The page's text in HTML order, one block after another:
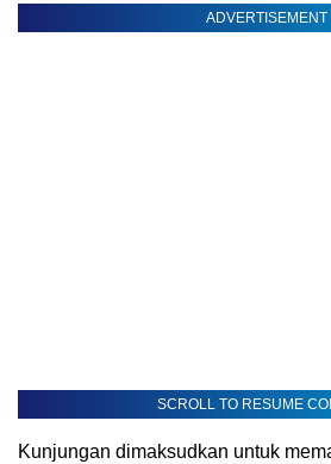
ADVERTISEMENT
SCROLL TO RESUME
Kunjungan dimaksudkan untuk